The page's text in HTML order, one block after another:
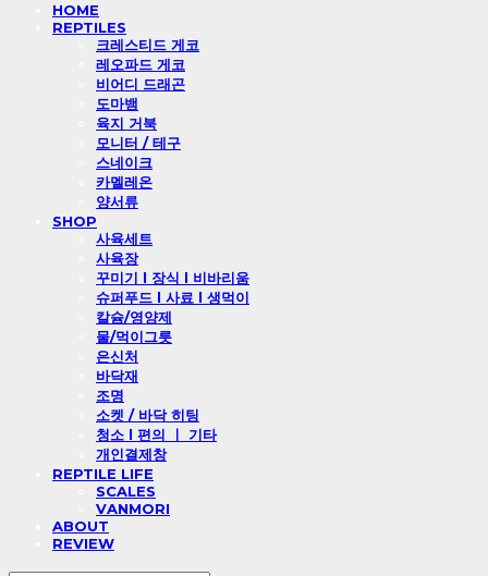
HOME
REPTILES
크레스티드 게코
레오파드 게코
비어디 드래곤
도마뱀
육지 거북
모니터 / 테구
스네이크
카멜레온
양서류
SHOP
사육세트
사육장
꾸미기 l 장식 l 비바리움
슈퍼푸드 l 사료 l 생먹이
칼슘/영양제
물/먹이그릇
은신처
바닥재
조명
소켓 / 바닥 히팅
청소 l 편의 ㅣ 기타
개인결제창
REPTILE LIFE
SCALES
VANMORI
ABOUT
REVIEW